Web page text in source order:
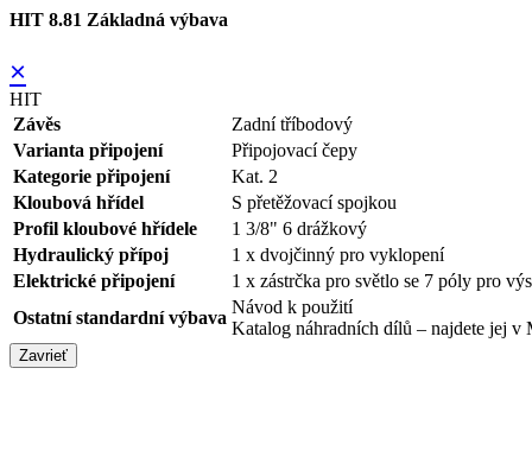
HIT 8.81 Základná výbava
×
HIT
Závěs
Zadní tříbodový
Varianta připojení
Připojovací čepy
Kategorie připojení
Kat. 2
Kloubová hřídel
S přetěžovací spojkou
Profil kloubové hřídele
1 3/8" 6 drážkový
Hydraulický přípoj
1 x dvojčinný pro vyklopení
Elektrické připojení
1 x zástrčka pro světlo se 7 póly pro
Ostatní standardní výbava
Návod k použití
Katalog náhradních dílů – najdete jej
Zavrieť